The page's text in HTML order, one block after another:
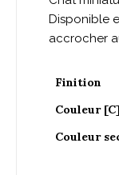
Disponible
accrocher
Finition
Couleur [C]
Couleur